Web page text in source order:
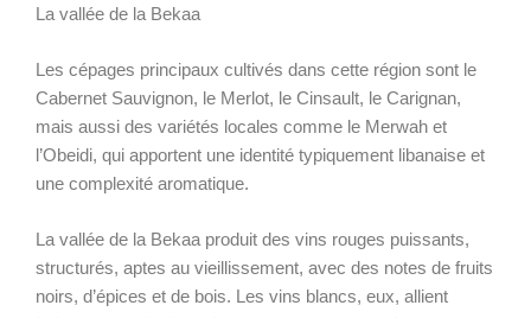
La vallée de la Bekaa
Les cépages principaux cultivés dans cette région sont le
Cabernet Sauvignon, le Merlot, le Cinsault, le Carignan,
mais aussi des variétés locales comme le Merwah et
l’Obeidi, qui apportent une identité typiquement libanaise et
une complexité aromatique.
La vallée de la Bekaa produit des vins rouges puissants,
structurés, aptes au vieillissement, avec des notes de fruits
noirs, d’épices et de bois. Les vins blancs, eux, allient